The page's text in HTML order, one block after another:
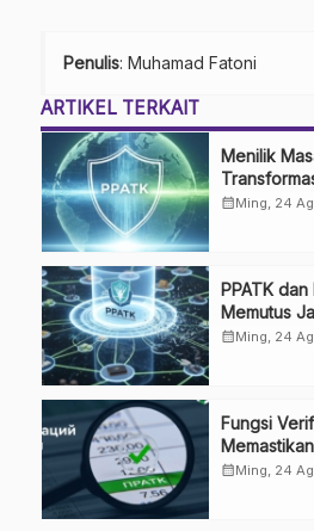
Penulis: Muhamad Fatoni
ARTIKEL TERKAIT
Menilik
4.0
calendar_monthMing, 24
PPATK
Memutus
Sindikat
calendar_monthMing, 24
Fungsi
Laporan
calendar_monthMing, 24